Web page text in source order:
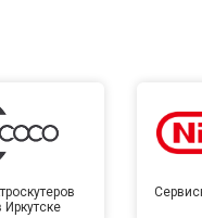
Иркутске